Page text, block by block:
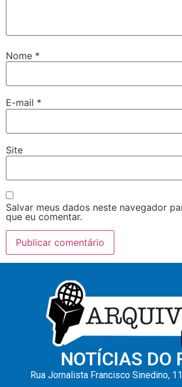
Nome *
E-mail *
Site
Salvar meus dados neste navegador
que eu comentar.
NOTÍCIAS DO
Rua Jornalista Francisco Sinedino,